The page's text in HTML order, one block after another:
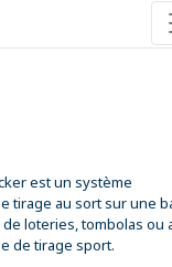
est un système
tirage au sort sur une
loteries, tombolas ou
de tirage sport.